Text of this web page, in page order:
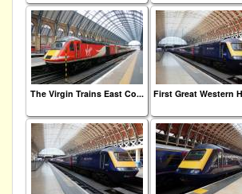
The Virgin Trains East Co... First Great Western